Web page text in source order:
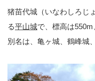
猪苗代城（いなわしろじ
る平山城で、標高は550m
別名は、亀ヶ城、鶴峰城